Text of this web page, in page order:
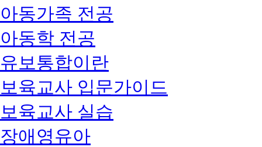
아동가족 전공
아동학 전공
유보통합이란
보육교사 입문가이드
보육교사 실습
장애영유아